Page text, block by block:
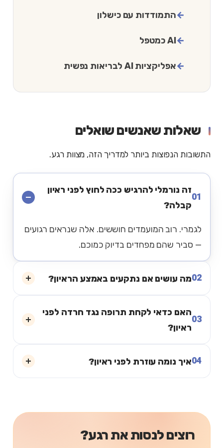
התמודדות עם כישלון
AI כמטפל
אפליקציות AI לבריאות נפשית
שאלות שאנשים שואלים
התשובות הנפוצות ביותר למדריך הזה, מצוות רגע.
01
זה נורמלי להרגיש ככה לחוץ לפני ראיון
קבלה?
לגמרי. רוב המועמדים חוששים. אלה שנראים רגועים
— סביר שהם מפחדים בדיוק כמוכם.
02מה עושים אם נתקעים באמצע הראיון?
03
האם כדאי לקחת תרופה נגד חרדה לפני
ראיון?
04איך נומה עוזרת לפני ראיון?
רוצים לנסות את רגע?